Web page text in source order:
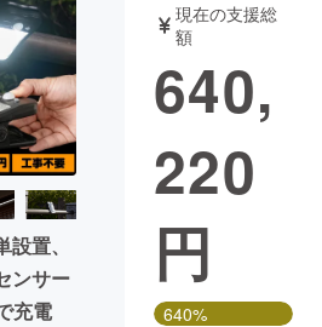
ガジェット
書籍・雑誌
チャレンジ
域活性化
Good
CAMPFIRE Creation
置、
ンサー
充電
現在の支援総
額
640,
220
円
640%